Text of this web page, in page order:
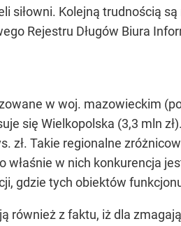
siłowni. Kolejną trudnością
Rejestru Długów Biura
w woj. mazowieckim
się Wielkopolska (3,3 mln
zł. Takie regionalne
w nich konkurencja
gdzie tych obiektów
również z faktu, iż dla